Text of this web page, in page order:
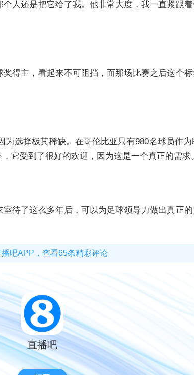
人还是把它给了我。他非常大度，我一直紧跟
得主，看起来不可阻挡，而那场比赛之后这个
选择极其稀缺。在哥伦比亚只有980名球员作
它受到了很好的欢迎，因为这是一个真正的需求
待了这么多年后，可以为足球领导力做出真正
吧APP，查看65条精彩评论
直播吧